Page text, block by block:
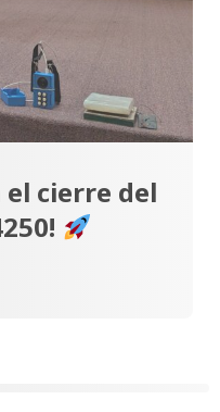
el cierre del